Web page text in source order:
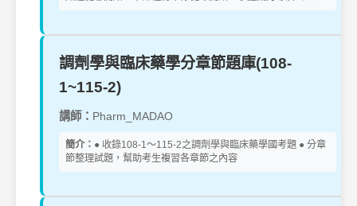
調劑學與臨床藥學分章節題庫(108-
1~115-2)
講師： Pharm_MADAO
簡介： ● 收錄108-1～115-2之調劑學與臨床藥學國考題 ● 分章
節整理試題，幫助考生複習各章節之內容